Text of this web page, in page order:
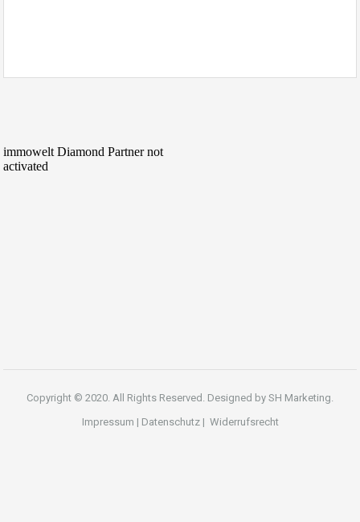
Copyright © 2020. All Rights Reserved. Designed by SH Marketing.
Impressum | Datenschutz| Widerrufsrecht